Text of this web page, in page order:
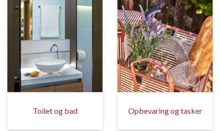
Toilet og bad Opbevaring og tasker